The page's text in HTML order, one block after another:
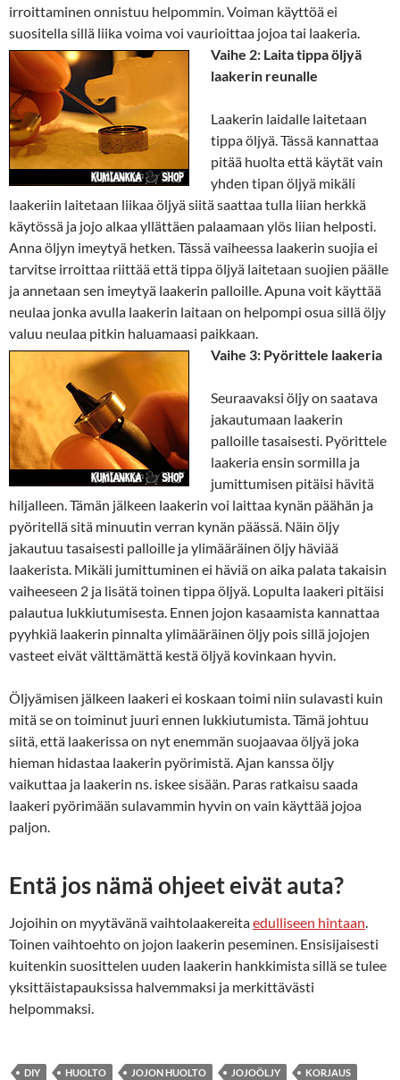
irroittaminen onnistuu helpommin. Voiman käyttöä ei
suositella sillä liika voima voi vaurioittaa jojoa tai laakeria.
Vaihe 2: Laita tippa öljyä
laakerin reunalle
Laakerin laidalle laitetaan
tippa öljyä. Tässä kannattaa
pitää huolta että käytät vain
yhden tipan öljyä mikäli
laakeriin laitetaan liikaa öljyä siitä saattaa tulla liian herkkä
käytössä ja jojo alkaa yllättäen palaamaan ylös liian helposti.
Anna öljyn imeytyä hetken. Tässä vaiheessa laakerin suojia ei
tarvitse irroittaa riittää että tippa öljyä laitetaan suojien päälle
ja annetaan sen imeytyä laakerin palloille. Apuna voit käyttää
neulaa jonka avulla laakerin laitaan on helpompi osua sillä öljy
valuu neulaa pitkin haluamaasi paikkaan.
Vaihe 3: Pyörittele laakeria
Seuraavaksi öljy on saatava
jakautumaan laakerin
palloille tasaisesti. Pyörittele
laakeria ensin sormilla ja
jumittumisen pitäisi hävitä
hiljalleen. Tämän jälkeen laakerin voi laittaa kynän päähän ja
pyöritellä sitä minuutin verran kynän päässä. Näin öljy
jakautuu tasaisesti palloille ja ylimääräinen öljy häviää
laakerista. Mikäli jumittuminen ei häviä on aika palata takaisin
vaiheeseen 2 ja lisätä toinen tippa öljyä. Lopulta laakeri pitäisi
palautua lukkiutumisesta. Ennen jojon kasaamista kannattaa
pyyhkiä laakerin pinnalta ylimääräinen öljy pois sillä jojojen
vasteet eivät välttämättä kestä öljyä kovinkaan hyvin.
Öljyämisen jälkeen laakeri ei koskaan toimi niin sulavasti kuin
mitä se on toiminut juuri ennen lukkiutumista. Tämä johtuu
siitä, että laakerissa on nyt enemmän suojaavaa öljyä joka
hieman hidastaa laakerin pyörimistä. Ajan kanssa öljy
vaikuttaa ja laakerin ns. iskee sisään. Paras ratkaisu saada
laakeri pyörimään sulavammin hyvin on vain käyttää jojoa
paljon.
Entä jos nämä ohjeet eivät auta?
Jojoihin on myytävänä vaihtolaakereitaedulliseen hintaan.
Toinen vaihtoehto on jojon laakerin peseminen. Ensisijaisesti
kuitenkin suosittelen uuden laakerin hankkimista sillä se tulee
yksittäistapauksissa halvemmaksi ja merkittävästi
helpommaksi.
DIY HUOLTO JOJON HUOLTO JOJOÖLJY
KORJAUS